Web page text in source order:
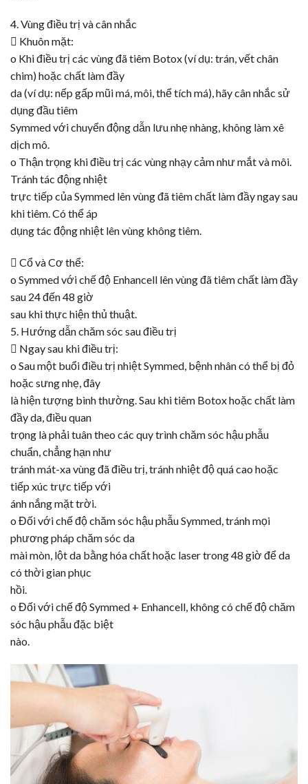
4. Vùng điều trị và cân nhắc
 Khuôn mặt:
o Khi điều trị các vùng đã tiêm Botox(ví dụ: trán, vết chân
chim) hoặc chất làm đầy
da (ví dụ: nếp gấp mũi má, môi, thể tích má), hãy cân nhắc sử
dụng đầu tiêm
Symmedvới chuyển động dẫn lưu nhẹ nhàng, không làm xê
dịch mô.
o Thận trọng khi điều trị các vùng nhạy cảm như mắt và môi.
Tránh tác động nhiệt
trực tiếp của Symmed lên vùng đã tiêm chất làm đầy ngay sau
khi tiêm. Có thể áp
dụng tác động nhiệt lên vùng không tiêm.
 Cổ và Cơ thể:
o Symmedvới chế độ Enhancell lên vùng đã tiêm chất làm đầy
sau 24 đến 48 giờ
sau khi thực hiện thủ thuật.
5. Hướng dẫn chăm sóc sau điều trị
 Ngay sau khi điều trị:
o Sau một buổi điều trị nhiệtSymmed , bệnh nhân có thể bị đỏ
hoặc sưng nhẹ, đây
là hiện tượng bình thường. Sau khi tiêm Botoxhoặc chất làm
đầy da, điều quan
trọng là phải tuân theo các quy trình chăm sóc hậu phẫu
chuẩn, chẳng hạn như
tránh mát-xa vùng đã điều trị, tránh nhiệt độ quá cao hoặc
tiếp xúc trực tiếp với
ánh nắng mặt trời.
o Đối với chế độ chăm sóc hậu phẫu Symmed, tránh mọi
phương pháp chăm sóc da
mài mòn, lột da bằng hóa chất hoặc laser trong 48 giờ để da
có thời gian phục
hồi.
o Đối với chế độ Symmed + Enhancell, không có chế độ chăm
sóc hậu phẫu đặc biệt
nào.